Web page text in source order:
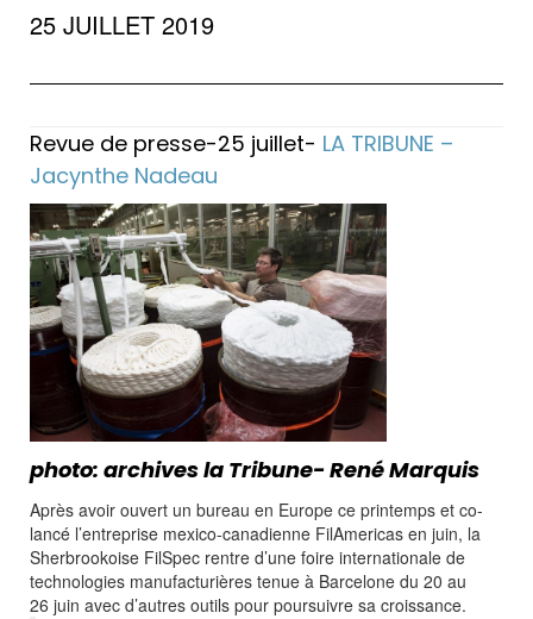
25 JUILLET 2019
Revue de presse-25 juillet- LA TRIBUNE –
Jacynthe Nadeau
photo: archives la Tribune- René Marquis
Après avoir ouvert un bureau en Europe ce printemps et co-
lancé l’entreprise mexico-canadienne FilAmericas en juin, la
Sherbrookoise FilSpec rentre d’une foire internationale de
technologies manufacturières tenue à Barcelone du 20 au
26 juin avec d’autres outils pour poursuivre sa croissance.